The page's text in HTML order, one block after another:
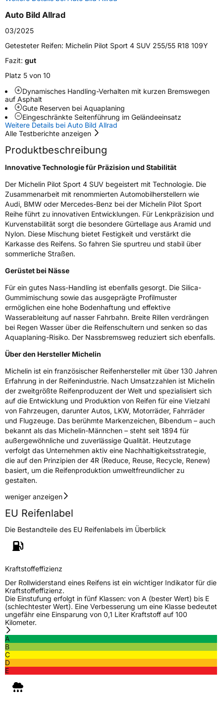
ZustandNeureifen
EffizienzA
NasshaftungB
Rollgeräusch (Klasse)B
3PMSF / Schneeflockensymbol / Alpine-SymbolNein
EisgripNein
EPREL ID411971
Allgemeine Produktsicherheit (GPSR)
PNEUMATIQUES MICHELIN, place des
Carmes-Déchaux 23 63000 Clermont-
Ferrand Frankreich, contact@tc.michelin.eu
Auto Bild Allrad
03/2025
Getesteter Reifen: Michelin Pilot Sport 4 SUV 255/55 R18 109Y
Fazit: gut
Platz 5 von 10
Dynamisches Handling-Verhalten mit kurzen Bremswegen
auf Asphalt
Gute Reserven bei Aquaplaning
Eingeschränkte Seitenführung im Geländeeinsatz
Weitere Details bei Auto Bild Allrad
Alle Testberichte anzeigen
Produktbeschreibung
Innovative Technologie für Präzision und Stabilität
Der Michelin Pilot Sport 4 SUV begeistert mit Technologie. Die
Zusammenarbeit mit renommierten Automobilherstellern wie
Audi, BMW oder Mercedes-Benz bei der Michelin Pilot Sport
Reihe führt zu innovativen Entwicklungen. Für Lenkpräzision und
Kurvenstabilität sorgt die besondere Gürtellage aus Aramid und
Nylon. Diese Mischung bietet Festigkeit und verstärkt die
Karkasse des Reifens. So fahren Sie spurtreu und stabil über
sommerliche Straßen.
Gerüstet bei Nässe
Für ein gutes Nass-Handling ist ebenfalls gesorgt. Die Silica-
Gummimischung sowie das ausgeprägte Profilmuster
ermöglichen eine hohe Bodenhaftung und effektive
Wasserableitung auf nasser Fahrbahn. Breite Rillen verdrängen
bei Regen Wasser über die Reifenschultern und senken so das
Aquaplaning-Risiko. Der Nassbremsweg reduziert sich ebenfalls.
Über den Hersteller Michelin
Michelin ist ein französischer Reifenhersteller mit über 130 Jahren
Erfahrung in der Reifenindustrie. Nach Umsatzzahlen ist Michelin
der zweitgrößte Reifenproduzent der Welt und spezialisiert sich
auf die Entwicklung und Produktion von Reifen für eine Vielzahl
von Fahrzeugen, darunter Autos, LKW, Motorräder, Fahrräder
und Flugzeuge. Das berühmte Markenzeichen, Bibendum – auch
bekannt als das Michelin-Männchen – steht seit 1894 für
außergewöhnliche und zuverlässige Qualität. Heutzutage
verfolgt das Unternehmen aktiv eine Nachhaltigkeitsstrategie,
die auf den Prinzipien der 4R (Reduce, Reuse, Recycle, Renew)
basiert, um die Reifenproduktion umweltfreundlicher zu
gestalten.
weniger anzeigen
EU Reifenlabel
Die Bestandteile des EU Reifenlabels im Überblick
Kraftstoffeffizienz
Der Rollwiderstand eines Reifens ist ein wichtiger Indikator für die
Kraftstoffeffizienz.
Die Einstufung erfolgt in fünf Klassen: von A (bester Wert) bis E
(schlechtester Wert). Eine Verbesserung um eine Klasse bedeutet
ungefähr eine Einsparung von 0,1 Liter Kraftstoff auf 100
Kilometer.
A
B
C
D
E